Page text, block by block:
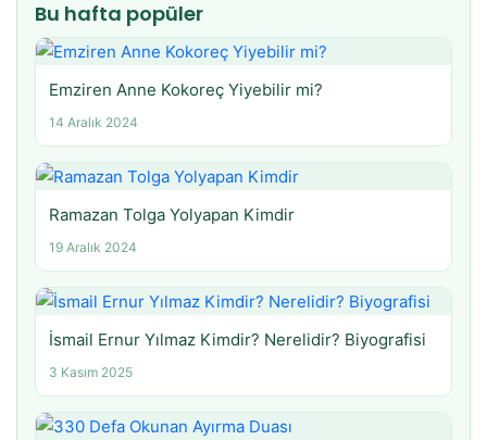
Bu hafta popüler
Emziren Anne Kokoreç Yiyebilir mi?
14 Aralık 2024
Ramazan Tolga Yolyapan Kimdir
19 Aralık 2024
İsmail Ernur Yılmaz Kimdir? Nerelidir? Biyografisi
3 Kasım 2025